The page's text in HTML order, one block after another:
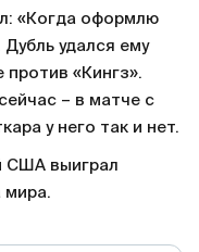
«Когда оформлю
удался ему
«Кингз».
– в матче с
у него так и нет.
США выиграл
мира.